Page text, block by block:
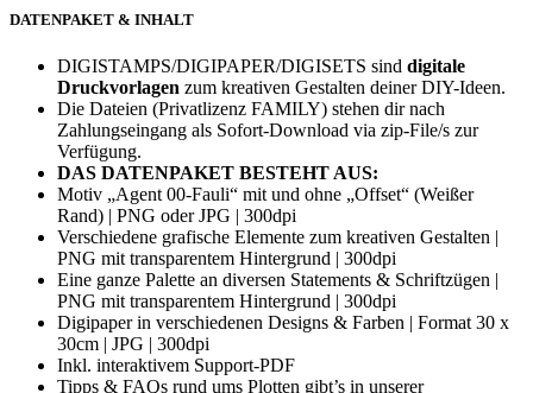
DATENPAKET & INHALT
DIGISTAMPS/DIGIPAPER/DIGISETS sind digitale
Druckvorlagen zum kreativen Gestalten deiner DIY-Ideen.
Die Dateien (Privatlizenz FAMILY) stehen dir nach
Zahlungseingang als Sofort-Download via zip-File/s zur
Verfügung.
DAS DATENPAKET BESTEHT AUS:
Motiv „Agent 00-Fauli“ mit und ohne „Offset“ (Weißer
Rand) | PNG oder JPG | 300dpi
Verschiedene grafische Elemente zum kreativen Gestalten |
PNG mit transparentem Hintergrund | 300dpi
Eine ganze Palette an diversen Statements & Schriftzügen |
PNG mit transparentem Hintergrund | 300dpi
Digipaper in verschiedenen Designs & Farben | Format 30 x
30cm | JPG | 300dpi
Inkl. interaktivem Support-PDF
Tipps & FAQs rund ums Plotten gibt’s in unserer